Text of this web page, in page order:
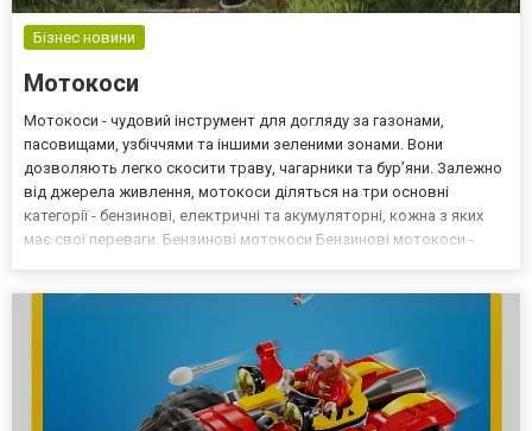
Бізнес новини
Мотокоси
Мотокоси - чудовий інструмент для догляду за газонами,
пасовищами, узбіччями та іншими зеленими зонами. Вони
дозволяють легко скосити траву, чагарники та бур’яни. Залежно
від джерела живлення, мотокоси діляться на три основні
категорії - бензинові, електричні та акумуляторні, кожна з яких
має свої переваги. Бензинові мотокоси Бензинові мотокоси -